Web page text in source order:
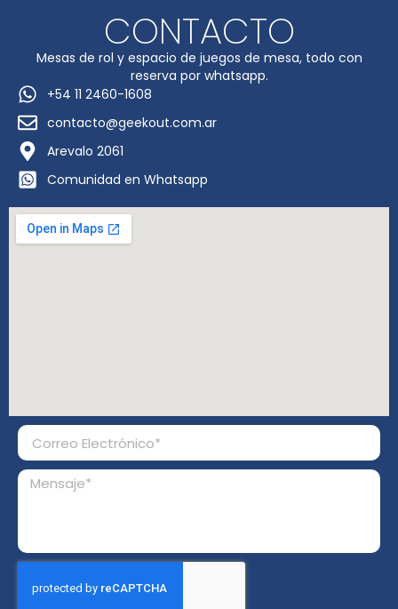
CONTACTO
Mesas de rol y espacio de juegos de mesa, todo con
reserva por whatsapp.
+54 11 2460-1608
contacto@geekout.com.ar
Arevalo 2061
Comunidad en Whatsapp